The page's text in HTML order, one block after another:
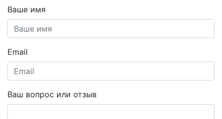
Ваше имя
Email
Ваш вопрос или отзыв